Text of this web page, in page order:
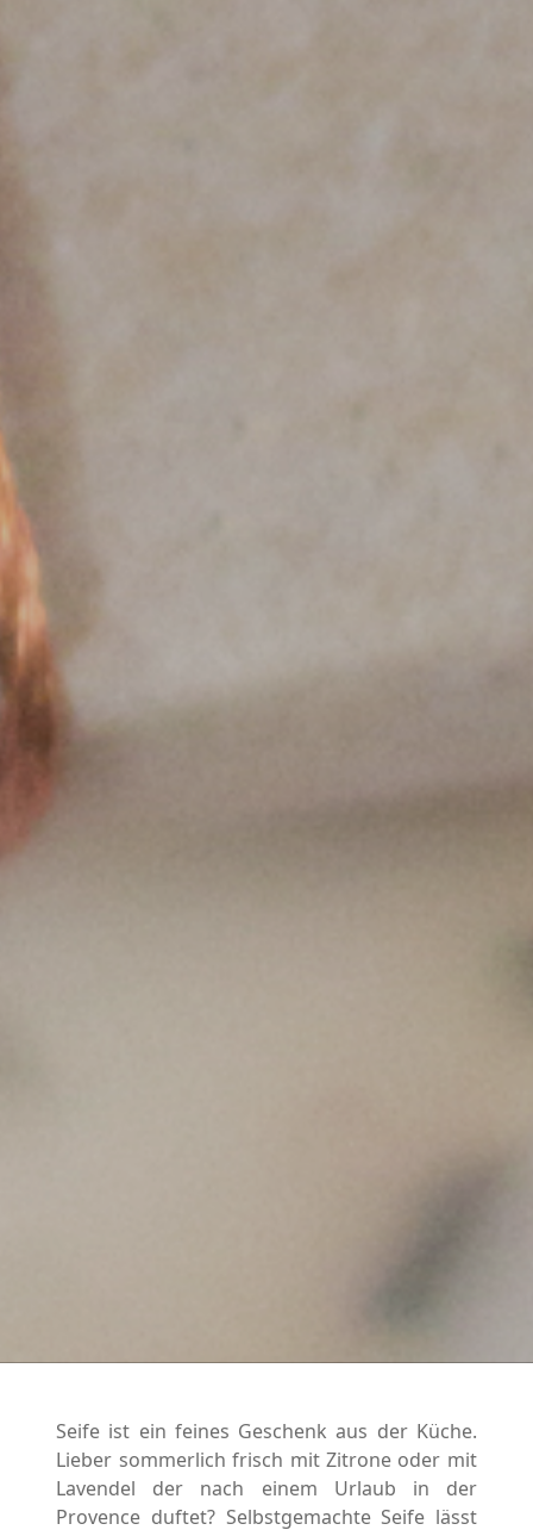
Seife ist ein feines Geschenk aus der Küche.
Lieber sommerlich frisch mit Zitrone oder mit
Lavendel der nach einem Urlaub in der
Provence duftet? Selbstgemachte Seife lässt